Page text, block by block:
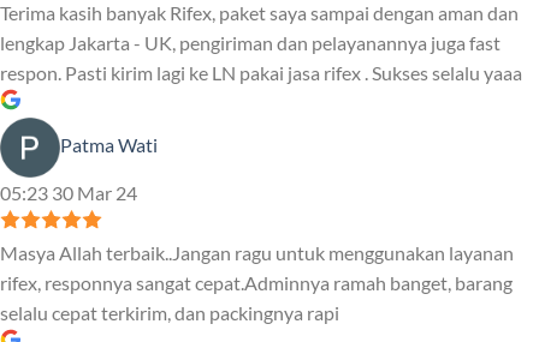
Terima kasih banyak Rifex, paket saya sampai dengan aman dan
lengkap Jakarta - UK, pengiriman dan pelayanannya juga fast
respon. Pasti kirim lagi ke LN pakai jasa rifex . Sukses selalu yaaa
Patma Wati
05:23 30 Mar 24
Masya Allah terbaik..Jangan ragu untuk menggunakan layanan
rifex, responnya sangat cepat.Adminnya ramah banget, barang
selalu cepat terkirim, dan packingnya rapi